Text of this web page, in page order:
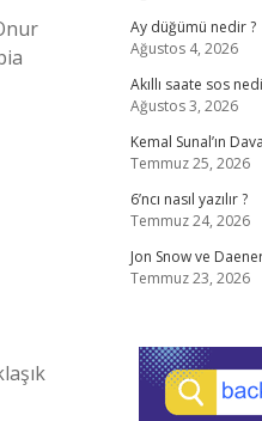
Ay düğümü nedir ?
Ağustos 4, 2026
Akıllı saate sos
Ağustos 3, 2026
Kemal Sunal’ın
Temmuz 25, 2026
6’ncı nasıl yazılır ?
Temmuz 24, 2026
Jon Snow ve
Temmuz 23, 2026